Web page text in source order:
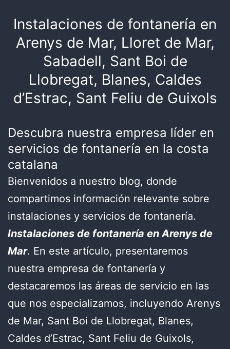
Instalaciones de fontanería en
Arenys de Mar, Lloret de Mar,
Sabadell, Sant Boi de
Llobregat, Blanes, Caldes
d’Estrac, Sant Feliu de Guixols
Descubra nuestra empresa líder en
servicios de fontanería en la costa
catalana
Bienvenidos a nuestro blog, donde
compartimos información relevante sobre
instalaciones y servicios de fontanería.
Instalaciones de fontanería en Arenys de
Mar. En este artículo, presentaremos
nuestra empresa de fontanería y
destacaremos las áreas de servicio en las
que nos especializamos, incluyendo Arenys
de Mar, Sant Boi de Llobregat, Blanes,
Caldes d’Estrac, Sant Feliu de Guixols,